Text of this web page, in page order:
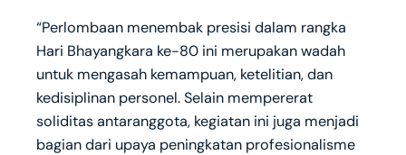
“Perlombaan menembak presisi dalam rangka
Hari Bhayangkara ke-80 ini merupakan wadah
untuk mengasah kemampuan, ketelitian, dan
kedisiplinan personel. Selain mempererat
soliditas antaranggota, kegiatan ini juga menjadi
bagian dari upaya peningkatan profesionalisme